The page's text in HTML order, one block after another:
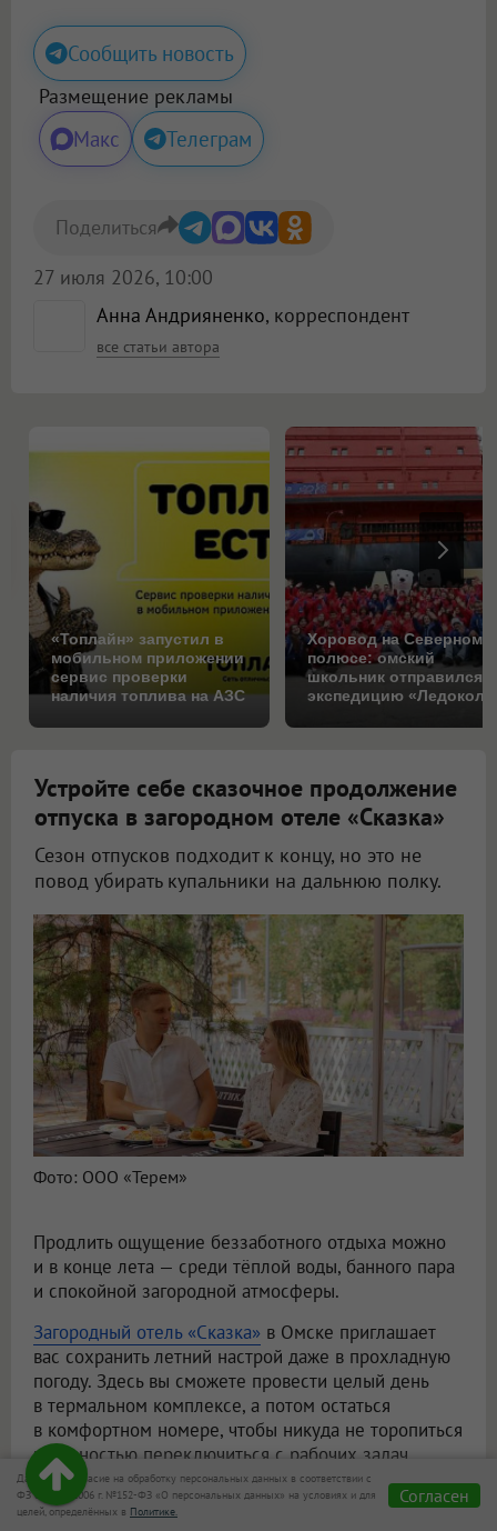
Сообщить новость
Размещение рекламы
Макс Телеграм
Анна Андрияненко, корреспондент
все статьи автора
27 июля 2026, 10:00
Поделиться
«Топлайн» запустил в
мобильном приложении
сервис проверки
наличия топлива на АЗС
Хоровод на Северном
полюсе: омский
школьник отправился в
экспедицию «Ледокол
Устройте себе сказочное продолжение
отпуска в загородном отеле «Сказка»
Сезон отпусков подходит к концу, но это не
повод убирать купальники на дальнюю полку.
Фото: ООО «Терем»
Продлить ощущение беззаботного отдыха можно
и в конце лета — среди тёплой воды, банного пара
и спокойной загородной атмосферы.
Загородный отель «Сказка» в Омске приглашает
вас сохранить летний настрой даже в прохладную
погоду. Здесь вы сможете провести целый день
в термальном комплексе, а потом остаться
в комфортном номере, чтобы никуда не торопиться
и полностью переключиться с рабочих задач
на отдых.
Даю своё согласие на обработку персональных данных в соответствии с
ФЗ от 27.07.2006 г. №152-ФЗ «О персональных данных» на условиях и для
целей, определённых в Политике.
Согласен